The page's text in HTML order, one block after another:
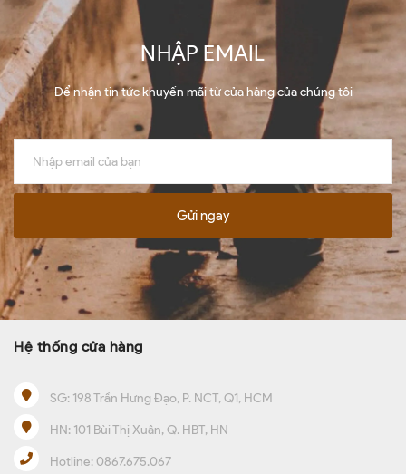
NHẬP EMAIL
Để nhận tin tức khuyến mãi từ cửa hàng của chúng tôi
Gửi ngay
Hệ thống cửa hàng
SG: 198 Trần Hưng Đạo, P. NCT, Q1, HCM
HN: 101 Bùi Thị Xuân, Q. HBT, HN
Hotline:0867.675.067